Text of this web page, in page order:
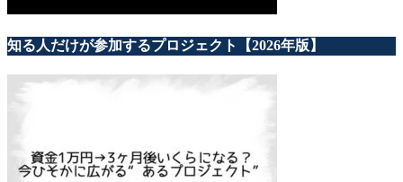
知る人だけが参加するプロジェクト【2026年版】